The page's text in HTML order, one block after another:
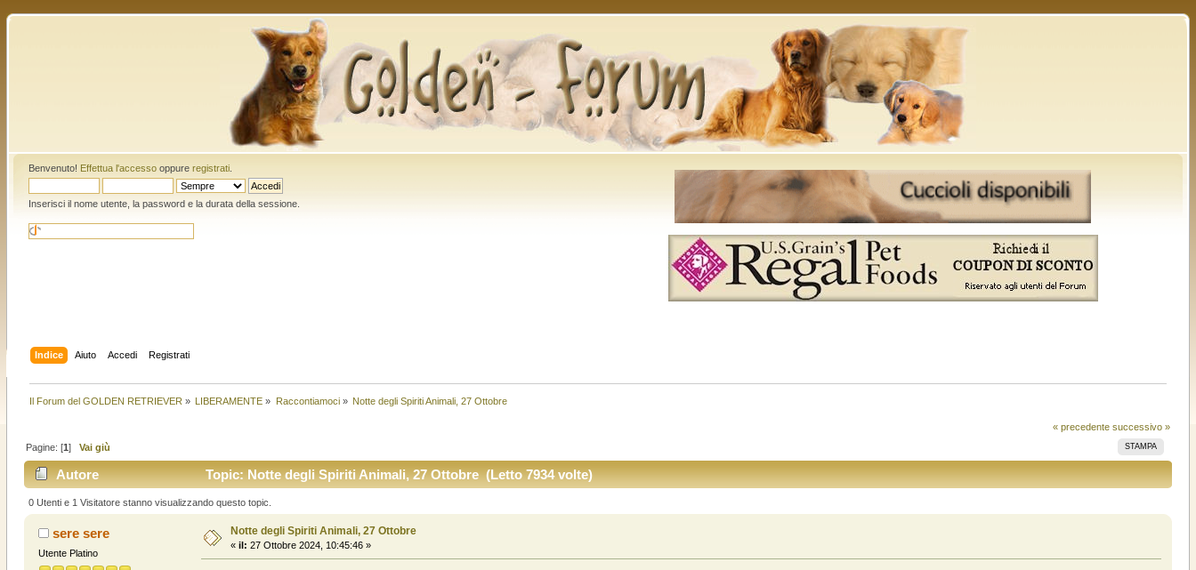
Benvenuto! Effettua l'accessooppure registrati.
Inserisci il nome utente, la password e la durata della sessione.
Indice Aiuto Accedi Registrati
Il Forum del GOLDEN RETRIEVER » LIBERAMENTE » Raccontiamoci» Notte degli Spiriti Animali, 27 Ottobre
« precedente successivo »
STAMPA
Pagine: [1] Vai giù
Autore Topic: Notte degli Spiriti Animali, 27 Ottobre (Letto 7934 volte)
0 Utenti e 1 Visitatore stanno visualizzando questo topic.
sere sere
Utente Platino
Notte degli Spiriti Animali, 27 Ottobre
« il: 27 Ottobre 2024, 10:45:46 »